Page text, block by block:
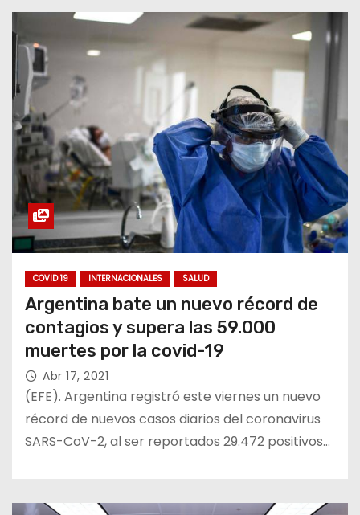
COVID 19 INTERNACIONALES SALUD
Argentina bate un nuevo récord de
contagios y supera las 59.000
muertes por la covid-19
Abr 17, 2021
(EFE). Argentina registró este viernes un nuevo
récord de nuevos casos diarios del coronavirus
SARS-CoV-2, al ser reportados 29.472 positivos…